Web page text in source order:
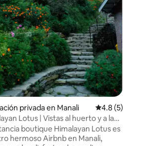
4.89 de 5; 149 evaluaciones
privada en Manali Calificación
4.8 (5)
Lotus | Vistas al huerto y a la
104boutique Himalayan Lotus es
hermoso Airbnb en Manali,